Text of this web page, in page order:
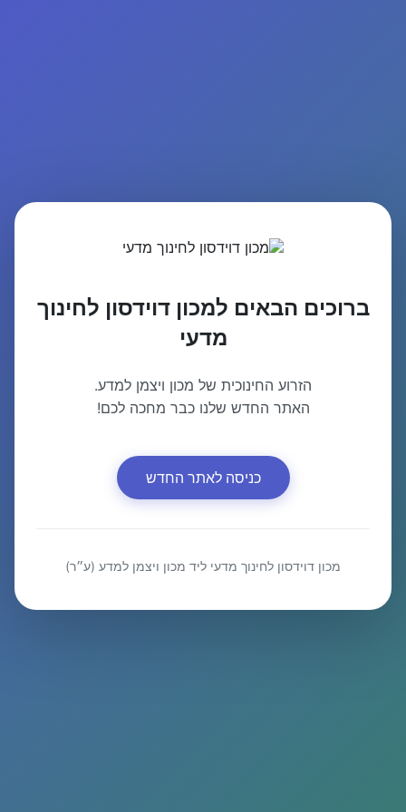
ברוכים הבאים למכון דוידסון לחינוך
מדעי
הזרוע החינוכית של מכון ויצמן למדע.
האתר החדש שלנו כבר מחכה לכם!
כניסה לאתר החדש
מכון דוידסון לחינוך מדעי ליד מכון ויצמן למדע (ע״ר)